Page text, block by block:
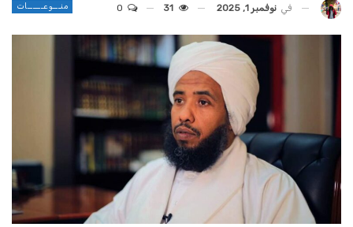
منـــوعــــــات في نوفمبر 1, 2025 31